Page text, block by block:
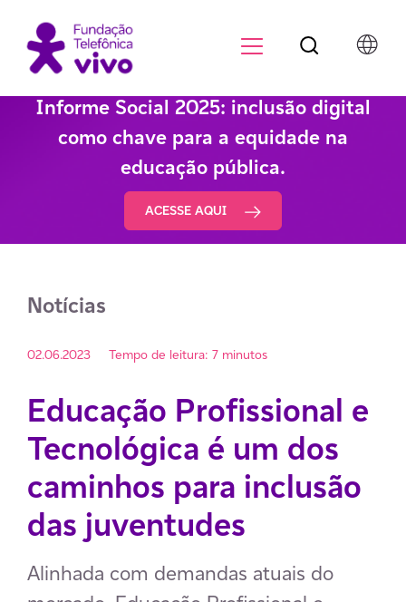
Informe Social 2025: inclusão digital
como chave para a equidade na
educação pública.
ACESSE AQUI
Notícias
02.06.2023 Tempo de leitura: 7 minutos
Educação Profissional e
Tecnológica é um dos
caminhos para inclusão
das juventudes
Alinhada com demandas atuais do
Botão de